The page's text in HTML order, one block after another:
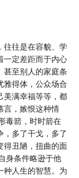
往往是在容貌、学
一定差距而于内心
甚至别人的家庭条
雅得体，公众场合
美满幸福等等，都
言，嫉恨这种情
毒箭，时时箭在
，多了干戈，多了
得丑陋，扭曲的面
身条件略逊于他
种人生的智慧。为